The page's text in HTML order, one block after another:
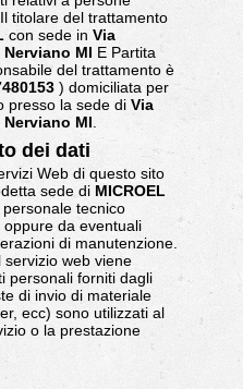
titolare del trattamento
con sede in Via
MI E Partita
del trattamento è
) domiciliata per
presso la sede di Via
MI
dei dati
Web di questo sito
sede di MICROEL
tecnico
da eventuali
di manutenzione.
web viene
personali forniti dagli
di invio di materiale
ecc) sono utilizzati al
o la prestazione